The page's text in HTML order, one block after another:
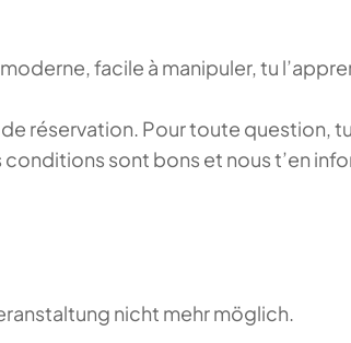
facile à manipuler, tu
réservation. Pour toute question,
conditions sont bons et nous t’en
nicht mehr möglich.